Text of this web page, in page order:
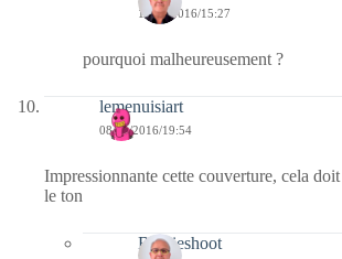
12/01/2016/15:27
pourquoi malheureusement ?
lemenuisiart
08/01/2016/19:54
Impressionnante cette couverture, cela
le ton
Bernieshoot